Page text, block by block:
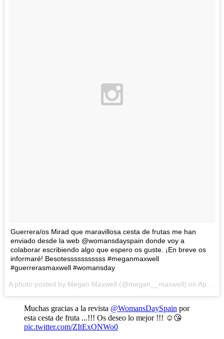
Guerrera/os Mirad que maravillosa cesta de frutas me han
enviado desde la web @womansdayspain donde voy a
colaborar escribiendo algo que espero os guste. ¡En breve os
informaré! Besotesssssssssss #meganmaxwell
#guerrerasmaxwell #womansday
A photo posted by Megan Maxwell (@megan__maxwell) on Apr 22, 2016 at 3:46am PDT
Muchas gracias a la revista @WomansDaySpain por
esta cesta de fruta ...!!! Os deseo lo mejor !!! ☺️😘
pic.twitter.com/ZItExONWo0